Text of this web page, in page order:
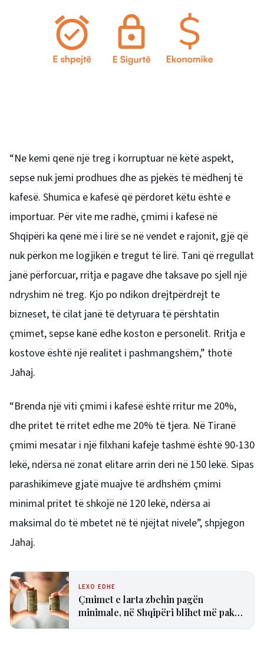
“Ne kemi qenë një treg i korruptuar në këtë aspekt,
sepse nuk jemi prodhues dhe as pjekës të mëdhenj të
kafesë. Shumica e kafesë që përdoret këtu është e
importuar. Për vite me radhë, çmimi i kafesë në
Shqipëri ka qenë më i lirë se në vendet e rajonit, gjë që
nuk përkon me logjikën e tregut të lirë. Tani që rregullat
janë përforcuar, rritja e pagave dhe taksave po sjell një
ndryshim në treg. Kjo po ndikon drejtpërdrejt te
bizneset, të cilat janë të detyruara të përshtatin
çmimet, sepse kanë edhe koston e personelit. Rritja e
kostove është një realitet i pashmangshëm,” thotë
Jahaj.
“Brenda një viti çmimi i kafesë është rritur me 20%,
dhe pritet të rritet edhe me 20% të tjera. Në Tiranë
çmimi mesatar i një filxhani kafeje tashmë është 90-130
lekë, ndërsa në zonat elitare arrin deri në 150 lekë. Sipas
parashikimeve gjatë muajve të ardhshëm çmimi
minimal pritet të shkojë në 120 lekë, ndërsa ai
maksimal do të mbetet në të njëjtat nivele”, shpjegon
Jahaj.
LEXO EDHE
Çmimet e larta zbehin pagën
minimale, në Shqipëri blihet më pak